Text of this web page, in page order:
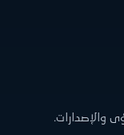
والإصدارات.